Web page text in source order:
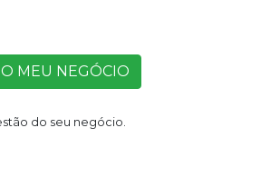
MEU NEGÓCIO
do seu negócio.